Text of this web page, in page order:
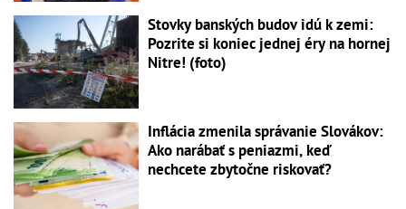
Stovky banských budov idú k zemi:
Pozrite si koniec jednej éry na hornej
Nitre! (foto)
Inflácia zmenila správanie Slovákov:
Ako narábať s peniazmi, keď
nechcete zbytočne riskovať?